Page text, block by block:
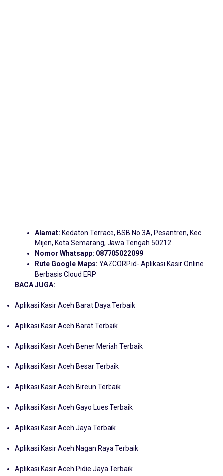
Alamat: Kedaton Terrace, BSB No.3A, Pesantren, Kec.
Mijen, Kota Semarang, Jawa Tengah 50212
Nomor Whatsapp: 087705022099
Rute Google Maps: YAZCORP.id- Aplikasi Kasir Online
Berbasis Cloud ERP
BACA JUGA:
Aplikasi Kasir Aceh Barat Daya Terbaik
Aplikasi Kasir Aceh Barat Terbaik
Aplikasi Kasir Aceh Bener Meriah Terbaik
Aplikasi Kasir Aceh Besar Terbaik
Aplikasi Kasir Aceh Bireun Terbaik
Aplikasi Kasir Aceh Gayo Lues Terbaik
Aplikasi Kasir Aceh Jaya Terbaik
Aplikasi Kasir Aceh Nagan Raya Terbaik
Aplikasi Kasir Aceh Pidie Jaya Terbaik